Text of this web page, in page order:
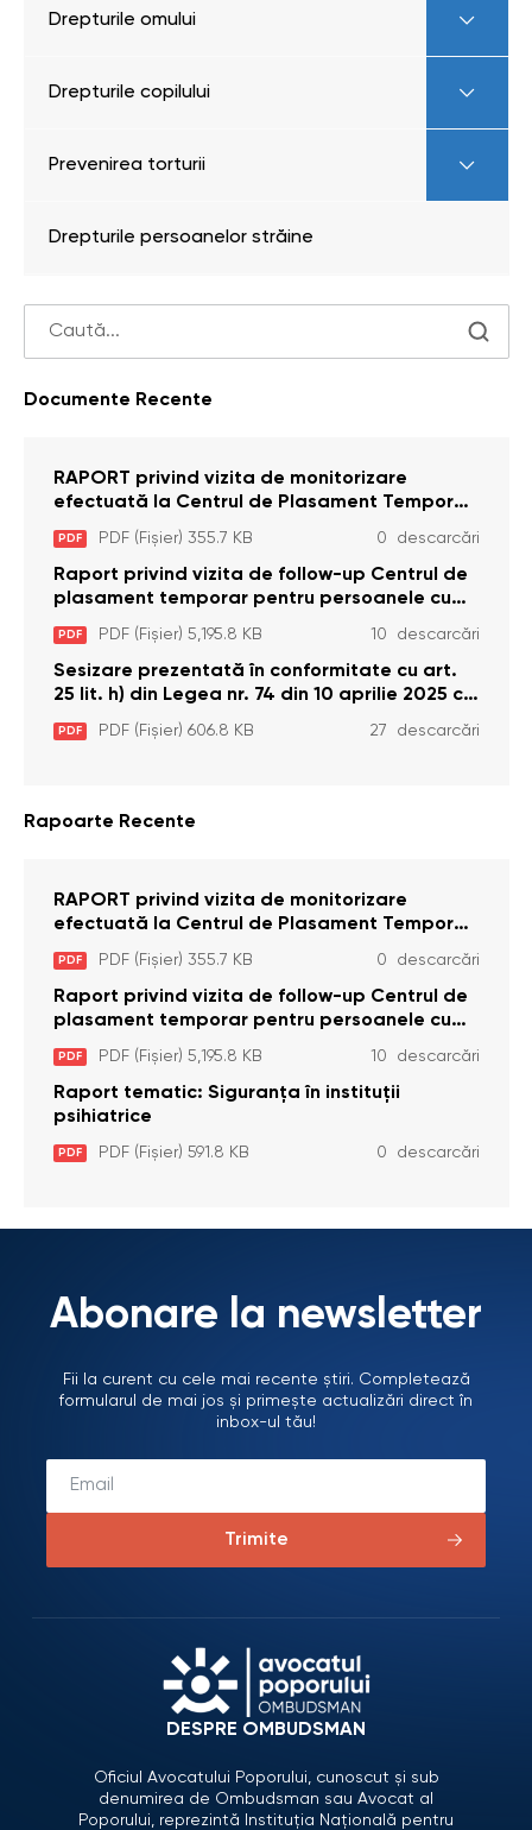
Drepturile omului
Drepturile copilului
Prevenirea torturii
Drepturile persoanelor străine
Documente Recente
RAPORT privind vizita de monitorizare
efectuată la Centrul de Plasament Temporar
pentru Persoane cu Dizabilități (Adulte) din s.
Brînzeni, r. Edineț, din data de 25 mai 2026
PDF PDF (Fișier) 355.7 KB 0 descarcări
Raport privind vizita de follow-up Centrul de
plasament temporar pentru persoanele cu
dizabilități (adulte) Bădiceni, Soroca (11 iunie
2026)
PDF PDF (Fișier) 5,195.8 KB 10 descarcări
Sesizare prezentată în conformitate cu art.
25 lit. h) din Legea nr. 74 din 10 aprilie 2025 cu
privire la Curtea Constituțională şi art. 26 din
Legea cu privire la Avocatul Poporului
PDF PDF (Fișier) 606.8 KB 27 descarcări
Rapoarte Recente
RAPORT privind vizita de monitorizare
efectuată la Centrul de Plasament Temporar
pentru Persoane cu Dizabilități (Adulte) din s.
Brînzeni, r. Edineț, din data de 25 mai 2026
PDF PDF (Fișier) 355.7 KB 0 descarcări
Raport privind vizita de follow-up Centrul de
plasament temporar pentru persoanele cu
dizabilități (adulte) Bădiceni, Soroca (11 iunie
2026)
PDF PDF (Fișier) 5,195.8 KB 10 descarcări
Raport tematic: Siguranța în instituții
psihiatrice
PDF PDF (Fișier) 591.8 KB 0 descarcări
Abonare la newsletter
Fii la curent cu cele mai recente știri. Completează
formularul de mai jos și primește actualizări direct în
inbox-ul tău!
Trimite
DESPRE OMBUDSMAN
Oficiul Avocatului Poporului, cunoscut și sub
denumirea de Ombudsman sau Avocat al
Poporului, reprezintă Instituția Națională pentru